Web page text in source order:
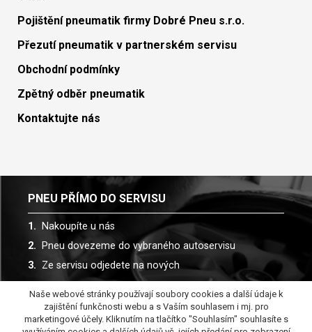
Pojištění pneumatik firmy Dobré Pneu s.r.o.
Přezutí pneumatik v partnerském servisu
Obchodní podmínky
Zpětný odběr pneumatik
Kontaktujte nás
PNEU PŘÍMO DO SERVISU
Nakoupíte u nás
Pneu dovezeme do vybraného autoservisu
Ze servisu odjedete na nových
Spolupracujeme s více než 30 autoservisy
Naše webové stránky používají soubory cookies a další údaje k
zajištění funkčnosti webu a s Vaším souhlasem i mj. pro
marketingové účely. Kliknutím na tlačítko "Souhlasím" souhlasíte s